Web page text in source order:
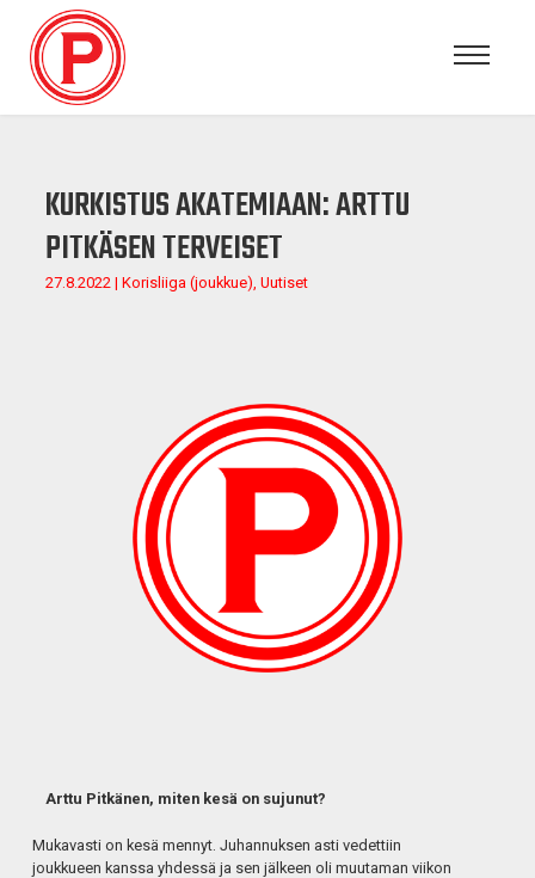
KURKISTUS AKATEMIAAN: ARTTU
PITKÄSEN TERVEISET
27.8.2022 | Korisliiga (joukkue), Uutiset
Arttu Pitkänen, miten kesä on sujunut?
Mukavasti on kesä mennyt. Juhannuksen asti vedettiin
joukkueen kanssa yhdessä ja sen jälkeen oli muutaman viikon